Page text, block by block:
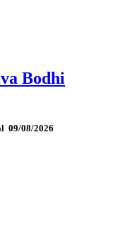
Bodhi
09/08/2026